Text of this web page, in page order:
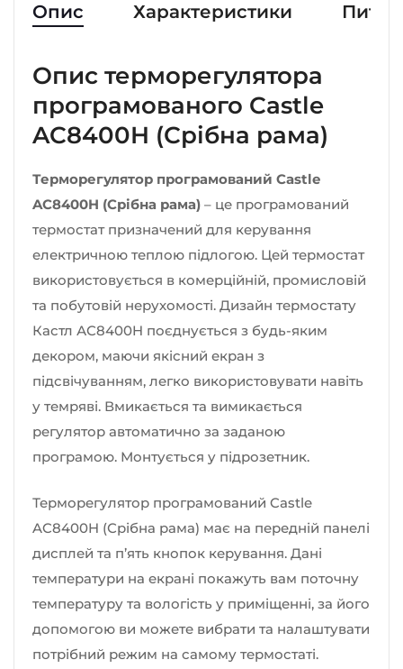
Опис Характеристики
Опис терморегулятора
програмованого Castle
AC8400H (Срібна рама)
Терморегулятор програмований Castle
AC8400H (Срібна рама) – це програмований
термостат призначений для керування
електричною теплою підлогою. Цей термостат
використовується в комерційній, промисловій
та побутовій нерухомості. Дизайн термостату
Кастл АС8400H поєднується з будь-яким
декором, маючи якісний екран з
підсвічуванням, легко використовувати навіть
у темряві. Вмикається та вимикається
регулятор автоматично за заданою
програмою. Монтується у підрозетник.
Терморегулятор програмований Castle
AC8400H (Срібна рама) має на передній панелі
дисплей та п’ять кнопок керування. Дані
температури на екрані покажуть вам поточну
температуру та вологість у приміщенні, за його
допомогою ви можете вибрати та налаштувати
потрібний режим на самому термостаті.